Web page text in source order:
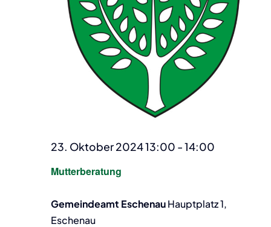
Mutterberatung
23. Oktober 2024 13:00 -14:00
Gemeindeamt EschenauHauptplatz 1,
Eschenau